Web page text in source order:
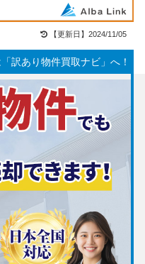
【更新日】2024/11/05
訳あり物件買取ナビ」へ！